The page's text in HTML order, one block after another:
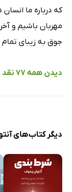
که درباره ما
مهربان باشیم و
جوق به زیبای
دیدن همه 77 نقد و نظر کتاب صوتی اتاق شماره 6...
دیگر کتاب‌های